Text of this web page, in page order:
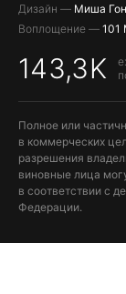
Дизайн — Миша
Воплощение — 101
143,3K
Полное или
в коммерческих
разрешения
виновные лица
в соответствии с
Федерации.